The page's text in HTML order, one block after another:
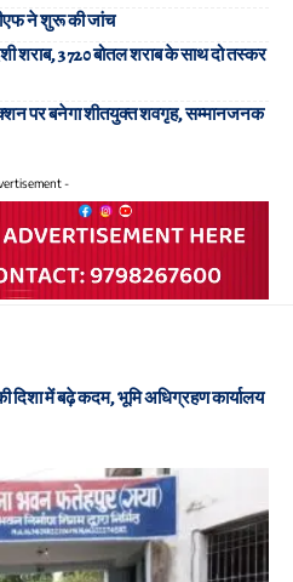
ने शुरू की जांच
शराब, 3720 बोतल शराब के साथ दो तस्कर
पर बनेगा शीतयुक्त शवगृह, सम्मानजनक
-
दिशा में बढ़े कदम, भूमि अधिग्रहण कार्यालय